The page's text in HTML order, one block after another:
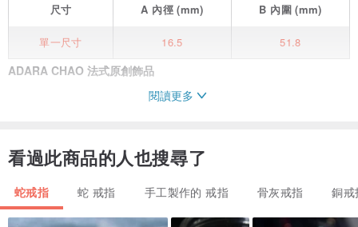
尺寸 A 內徑(mm) B 內圍(mm)
單一尺寸 16.5 51.8
ADARA CHAO 法式原創飾品
如果說巴黎女人的穿搭很有味道、與眾不同
就是因為她們會疊搭各種配件，組合出自己的獨特風格
閱讀更多
看過此商品的人也搜尋了
蛇戒指 蛇 戒指 手工製作的 戒指 骨灰戒指 銅戒